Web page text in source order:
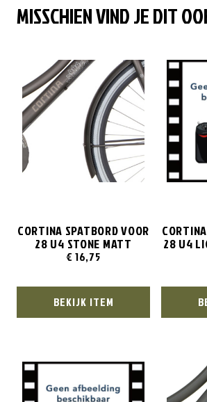
MISSCHIEN VIND JE DIT
CORTINA SPATBORD VOOR
28 U4 STONE MATT
€ 16,75
BEKIJK ITEM
28 U4